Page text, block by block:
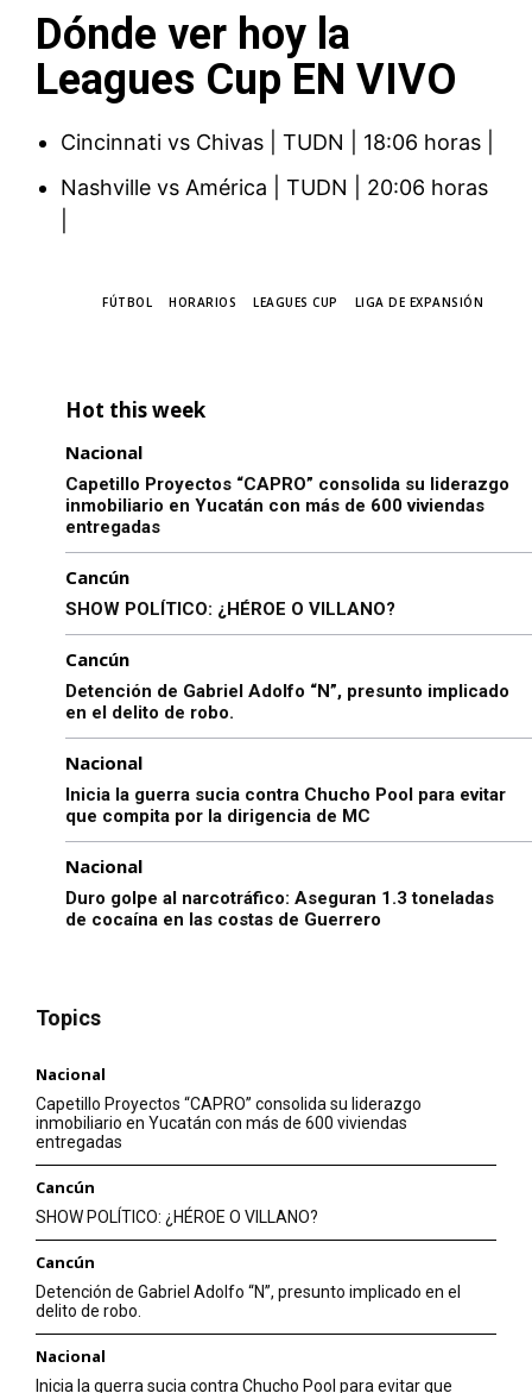
Dónde ver hoy la
Leagues Cup EN VIVO
Cincinnati vs Chivas | TUDN | 18:06 horas |
Nashville vs América | TUDN | 20:06 horas
FÚTBOL HORARIOS LEAGUES CUP LIGA DE EXPANSIÓN
Hot this week
Nacional
Capetillo Proyectos “CAPRO” consolida su liderazgo
inmobiliario en Yucatán con más de 600 viviendas
entregadas
Cancún
SHOW POLÍTICO: ¿HÉROE O VILLANO?
Cancún
Detención de Gabriel Adolfo “N”, presunto implicado
en el delito de robo.
Nacional
Inicia la guerra sucia contra Chucho Pool para evitar
que compita por la dirigencia de MC
Nacional
Duro golpe al narcotráfico: Aseguran 1.3 toneladas
de cocaína en las costas de Guerrero
Topics
Nacional
Capetillo Proyectos “CAPRO” consolida su liderazgo
inmobiliario en Yucatán con más de 600 viviendas
entregadas
Cancún
SHOW POLÍTICO: ¿HÉROE O VILLANO?
Cancún
Detención de Gabriel Adolfo “N”, presunto implicado en el
delito de robo.
Nacional
Inicia la guerra sucia contra Chucho Pool para evitar que